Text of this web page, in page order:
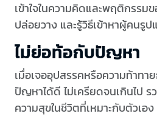
เข้าใจในความคิดและพฤติกรร
ปล่อยวาง และรู้วิธีเข้าหาผู้คนรู
ไม่ย่อท้อกับปัญหา
เมื่อเจออุปสรรคหรือความท้าทา
ปัญหาได้ดี ไม่เครียดจนเกินไป ร
ความสุขในชีวิตที่เหมาะกับตัวเอง